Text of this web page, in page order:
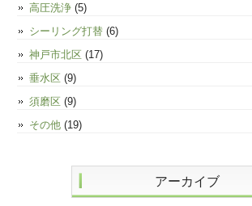
高圧洗浄 (5)
シーリング打替 (6)
神戸市北区 (17)
垂水区 (9)
須磨区 (9)
その他 (19)
アーカイブ